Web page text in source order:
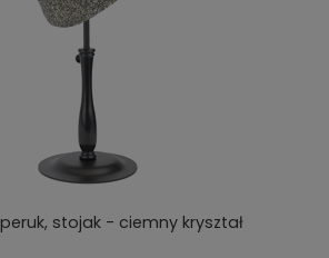
stojak - ciemny kryształ